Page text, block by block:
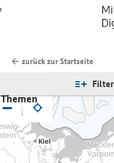
zurück zur Startseite
Filter
Themen
−